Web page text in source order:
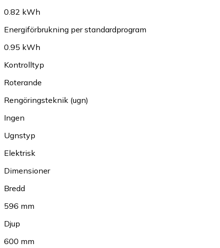
0.82 kWh
Energiförbrukning per standardprogram
0.95 kWh
Kontrolltyp
Roterande
Rengöringsteknik (ugn)
Ingen
Ugnstyp
Elektrisk
Dimensioner
Bredd
596 mm
Djup
600 mm